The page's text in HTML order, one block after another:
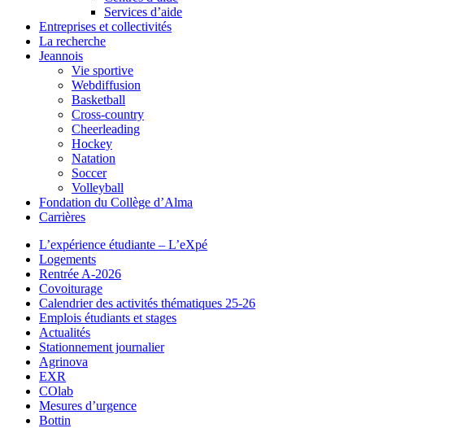
Services d’aide
Entreprises et collectivités
La recherche
Jeannois
Vie sportive
Webdiffusion
Basketball
Cross-country
Cheerleading
Hockey
Natation
Soccer
Volleyball
Fondation du Collège d’Alma
Carrières
L’expérience étudiante – L’eXpé
Logements
Rentrée A-2026
Covoiturage
Calendrier des activités thématiques 25-26
Emplois étudiants et stages
Actualités
Stationnement journalier
Agrinova
EXR
COlab
Mesures d’urgence
Bottin